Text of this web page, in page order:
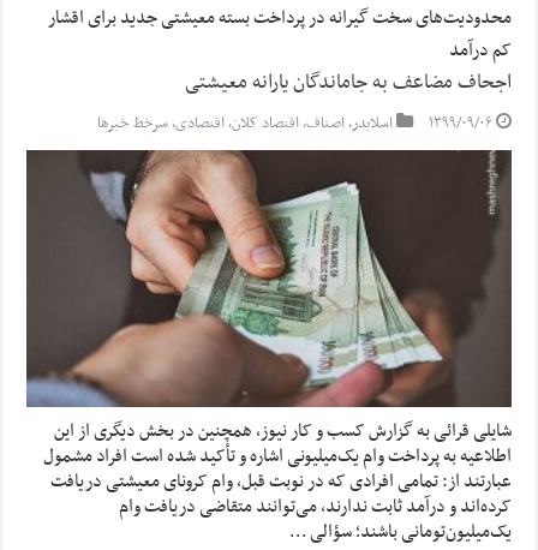
محدودیت‌های سخت گیرانه در پرداخت بسته معیشتی جدید برای اقشار
کم درآمد
اجحاف مضاعف به جاماندگان یارانه معیشتی
۱۳۹۹/۰۹/۰۶ اسلایدر,اصناف,اقتصاد کلان,اقتصادی,سرخط خبرها
شایلی قرائی به گزارش کسب و کار نیوز، همچنین در بخش دیگری از این
اطلاعیه به پرداخت وام یک‌میلیونی اشاره و تأکید شده است افراد مشمول
عبارتند از: تمامی افرادی که در نوبت قبل، وام کرونای معیشتی دریافت
کرده‌اند و درآمد ثابت ندارند، می‌توانند متقاضی دریافت وام
یک‌میلیون‌تومانی باشند؛ سؤالی …